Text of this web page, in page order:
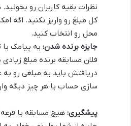
نظرات بقیه کاربران رو بخونید.
کل مبلغ رو واریز نکنید. اگه
محل رو انتخاب کنید.
جایزه برنده شدن: یه پیامک
فلان مسابقه برنده مبلغ
دریافتش باید یه مبلغی رو به
سازی حساب یا هر چیز دیگه
پیشگیری: هیچ مسابقه یا